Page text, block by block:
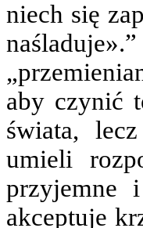
niech się
aby czynić
świata,
umieli
przyjemne
akceptuje